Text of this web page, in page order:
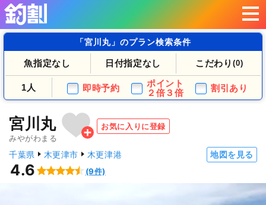
「宮川丸」のプラン検索条件
魚指定なし 日付指定なし こだわり (0)
1人 即時予約
ポイント
２倍３倍
割引あり
宮川丸
みやがわまる
お気に入りに登録
千葉県 木更津市 木更津港 地図を見る
4.6 (9件)